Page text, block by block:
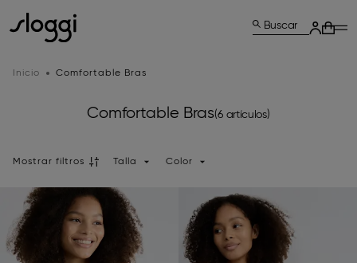
Buscar
Inicio Comfortable Bras
Comfortable Bras(6 artículos)
Mostrar filtros Talla Color